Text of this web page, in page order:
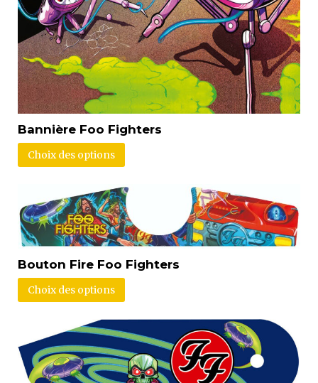
Bannière Foo Fighters
Choix des options
Bouton Fire Foo Fighters
Choix des options